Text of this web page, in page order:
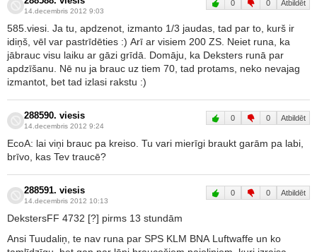
14.decembris 2012 9:03
0 0 Atbildēt
585.viesi. Ja tu, apdzenot, izmanto 1/3 jaudas, tad par to, kurš ir
idiņš, vēl var pastrīdēties :) Arī ar visiem 200 ZS. Neiet runa, ka
jābrauc visu laiku ar gāzi grīdā. Domāju, ka Deksters runā par
apdzīšanu. Nē nu ja brauc uz tiem 70, tad protams, neko nevajag
izmantot, bet tad izlasi rakstu :)
288590. viesis
14.decembris 2012 9:24
0 0 Atbildēt
EcoA: lai viņi brauc pa kreiso. Tu vari mierīgi braukt garām pa labi,
brīvo, kas Tev traucē?
288591. viesis
14.decembris 2012 10:13
0 0 Atbildēt
DekstersFF 4732 [?] pirms 13 stundām
Ansi Tuudaliņ, te nav runa par SPS KLM BNA Luftwaffe un ko